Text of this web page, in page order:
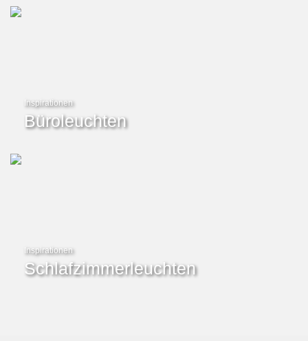
Inspirationen
Büroleuchten
Inspirationen
Schlafzimmerleuchten